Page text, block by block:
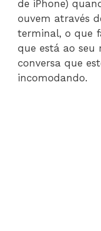
de iPhone)
ouvem através
terminal, o que
que está ao seu
conversa que
incomodando.